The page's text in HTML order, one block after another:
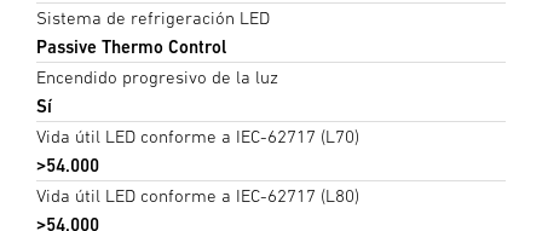
Sistema de refrigeración LED
Passive Thermo Control
Encendido progresivo de la luz
Sí
Vida útil LED conforme a IEC-62717 (L70)
>54.000
Vida útil LED conforme a IEC-62717 (L80)
>54.000